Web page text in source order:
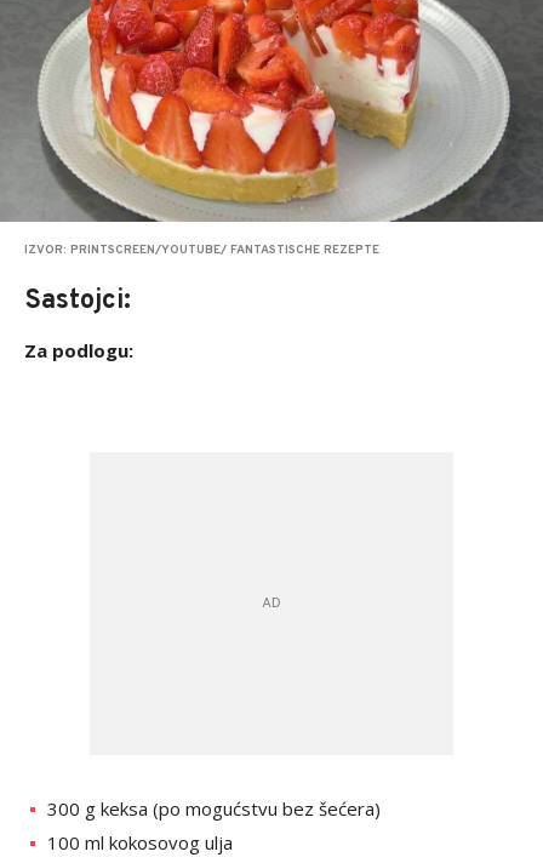
IZVOR: PRINTSCREEN/YOUTUBE/ FANTASTISCHE REZEPTE
Sastojci:
Za podlogu:
300 g keksa (po mogućstvu bez šećera)
100 ml kokosovog ulja